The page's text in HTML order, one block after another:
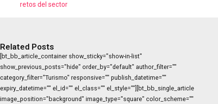
retos del sector
Related Posts
[bt_bb_article_container show_sticky="show-in-list"
show_previous_posts="hide" order_by="default" author_filter=""
category_filter="Turismo" responsive="" publish_datetime=""
expiry_datetime="" el_id="" el_class="" el_style=""][bt_bb_single_article
image_position="background" image_type="square" color_scheme=""